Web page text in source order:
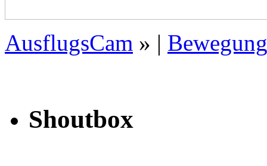
AusflugsCam » |
Shoutbox